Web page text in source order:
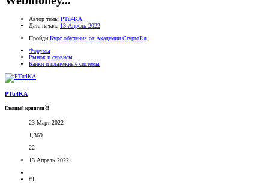
Автор темы PTu4KA
Дата начала 13 Апрель 2022
Пройди Курс обучения от Академии CryptoRu
Форумы
Рынок и сервисы
Банки и платежные системы
PTu4KA
Главный криптан🥇
23 Март 2022
1,369
22
13 Апрель 2022
#1